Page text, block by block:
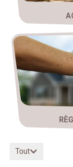
Tout